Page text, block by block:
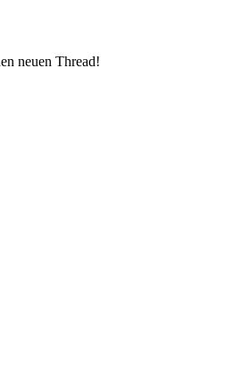
neuen Thread!